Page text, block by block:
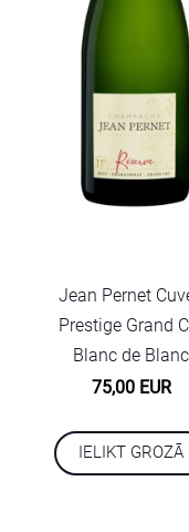
Jean Pernet
Prestige Grand
Blanc de Blanc
75,00 EUR
IELIKT GROZĀ